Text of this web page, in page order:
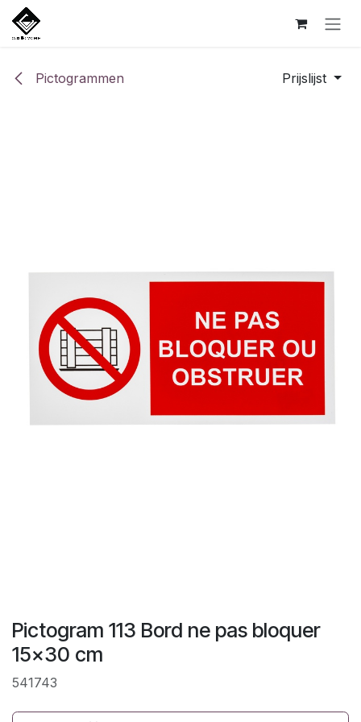
Overslaan naar inhoud
Pictogrammen Prijslijst
Pictogram 113 Bord ne pas bloquer
15x30 cm
541743